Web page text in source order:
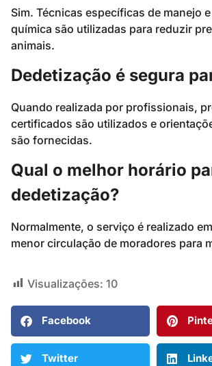
Sim. Técnicas específicas de manejo
química são utilizadas para reduzir
animais.
Dedetização é segura
Quando realizada por profissionais,
certificados são utilizados e
são fornecidas.
Qual o melhor horário
dedetização?
Normalmente, o serviço é realizado
menor circulação de moradores para
Visualizações: 10
Facebook
Twitter